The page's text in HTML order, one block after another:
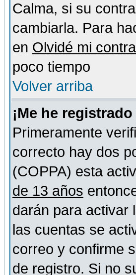
Calma, si su
cambiarla. Para
en Olvidé mi
poco tiempo
Volver arriba
¡Me he
Primeramente
correcto hay dos
(COPPA) esta
de 13 años
darán para activar
las cuentas se
correo y confirme
de registro. Si no